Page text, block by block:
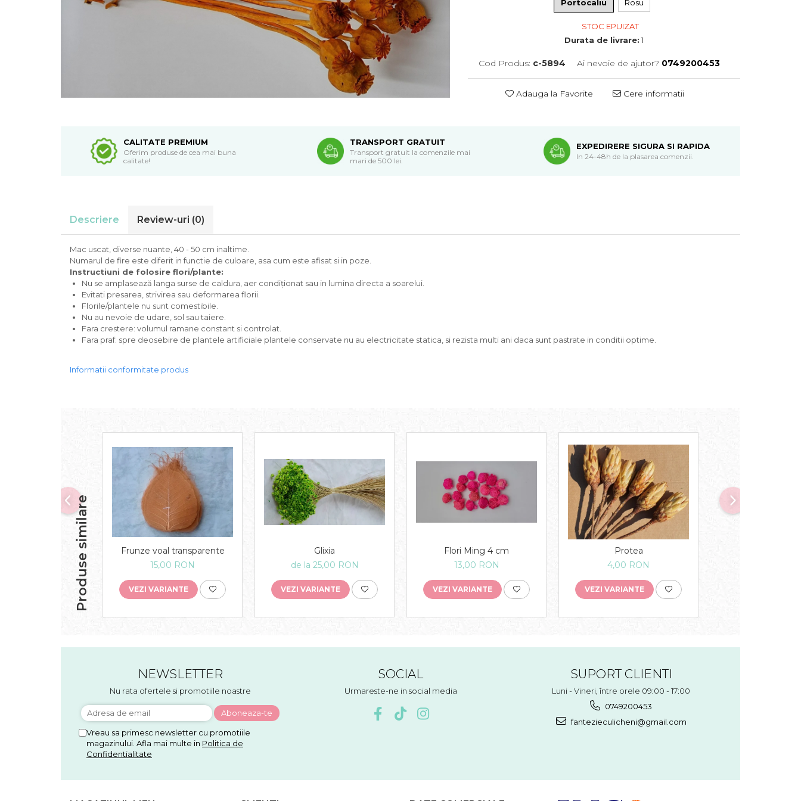
Portocaliu Rosu
STOC EPUIZAT
Durata de livrare: 1
Cod Produs: c-5894 Ai nevoie de ajutor? 0749200453
Adauga la Favorite Cere informatii
CALITATE PREMIUM
Oferim produse de cea mai buna
calitate!
TRANSPORT GRATUIT
Transport gratuit la comenzile mai
mari de 500 lei.
EXPEDIRERE SIGURA SI RAPIDA
In 24-48h de la plasarea comenzii.
Descriere Review-uri (0)
Mac uscat, diverse nuante, 40 - 50 cm inaltime.
Numarul de fire este diferit in functie de culoare, asa cum este afisat si in poze.
Instructiuni de folosire flori/plante:
Nu se amplasează langa surse de caldura, aer condiționat sau in lumina directa a soarelui.
Evitati presarea, strivirea sau deformarea florii.
Florile/plantele nu sunt comestibile.
Nu au nevoie de udare, sol sau taiere.
Fara crestere: volumul ramane constant si controlat.
Fara praf: spre deosebire de plantele artificiale plantele conservate nu au electricitate statica, si rezista multi ani daca sunt pastrate in conditii optime.
Informatii conformitate produs
Produse similare
Frunze voal transparente
15,00 RON
VEZI VARIANTE
Glixia
de la 25,00 RON
VEZI VARIANTE
Flori Ming 4 cm
13,00 RON
VEZI VARIANTE
Protea
4,00 RON
VEZI VARIANTE
NEWSLETTER
Nu rata ofertele si promotiile noastre
Vreau sa primesc newsletter cu promotiile
magazinului. Afla mai multe in Politica de
Confidentialitate
SOCIAL
Urmareste-ne in social media
SUPORT CLIENTI
Luni - Vineri, între orele 09:00 - 17:00
0749200453
fantezieculicheni@gmail.com